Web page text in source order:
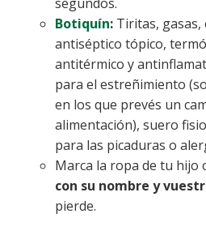
Botiquín: Tiritas,
antiséptico tópico,
antitérmico y
para el estreñimiento
en los que prevés un
alimentación), suero
para las picaduras o
Marca la ropa de tu hijo
con su nombre y
pierde.